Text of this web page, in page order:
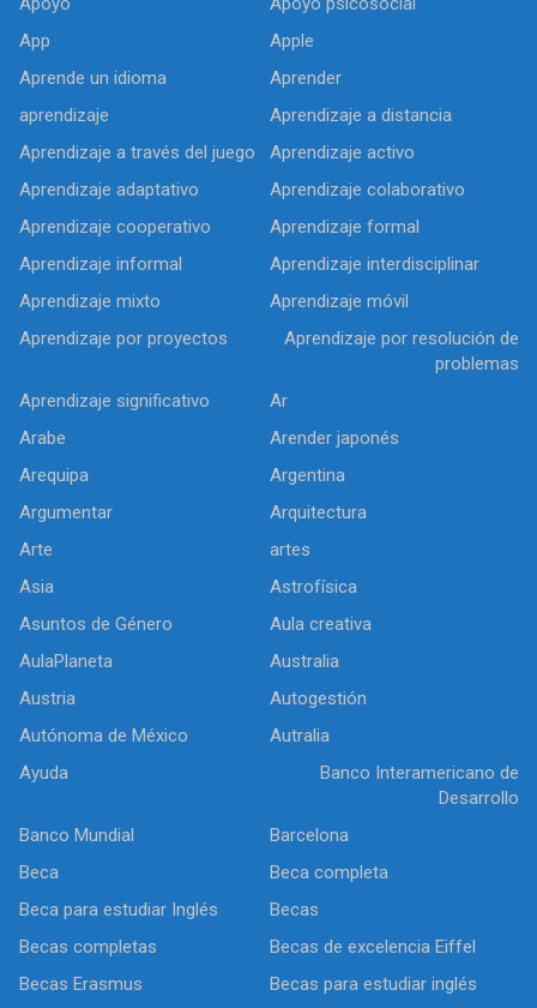
App
Apple
Aprende un idioma
Aprender
aprendizaje
Aprendizaje a distancia
Aprendizaje a través del juego
Aprendizaje activo
Aprendizaje adaptativo
Aprendizaje colaborativo
Aprendizaje cooperativo
Aprendizaje formal
Aprendizaje informal
Aprendizaje interdisciplinar
Aprendizaje mixto
Aprendizaje móvil
Aprendizaje por proyectos
Aprendizaje por resolución de
problemas
Aprendizaje significativo
Ar
Arabe
Arender japonés
Arequipa
Argentina
Argumentar
Arquitectura
Arte
artes
Asia
Astrofísica
Asuntos de Género
Aula creativa
AulaPlaneta
Australia
Austria
Autogestión
Autónoma de México
Autralia
Ayuda
Banco Interamericano de
Desarrollo
Banco Mundial
Barcelona
Beca
Beca completa
Beca para estudiar Inglés
Becas
Becas completas
Becas de excelencia Eiffel
Becas Erasmus
Becas para estudiar inglés